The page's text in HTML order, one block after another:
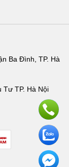
Ba Đình, TP. Hà
Tư TP. Hà Nội